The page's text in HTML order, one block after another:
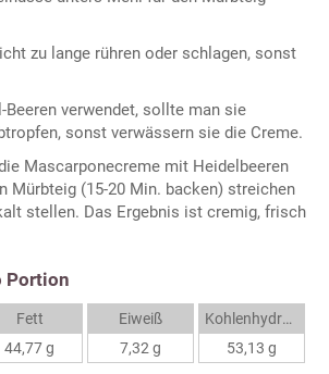
zu lange rühren oder schlagen, sonst
Beeren verwendet, sollte man sie
sonst verwässern sie die Creme.
Mascarponecreme mit Heidelbeeren
Mürbteig (15-20 Min. backen) streichen
stellen. Das Ergebnis ist cremig, frisch
Portion
Fett
44,77 g
Eiweiß
7,32 g
Kohlenhydrate
53,13 g